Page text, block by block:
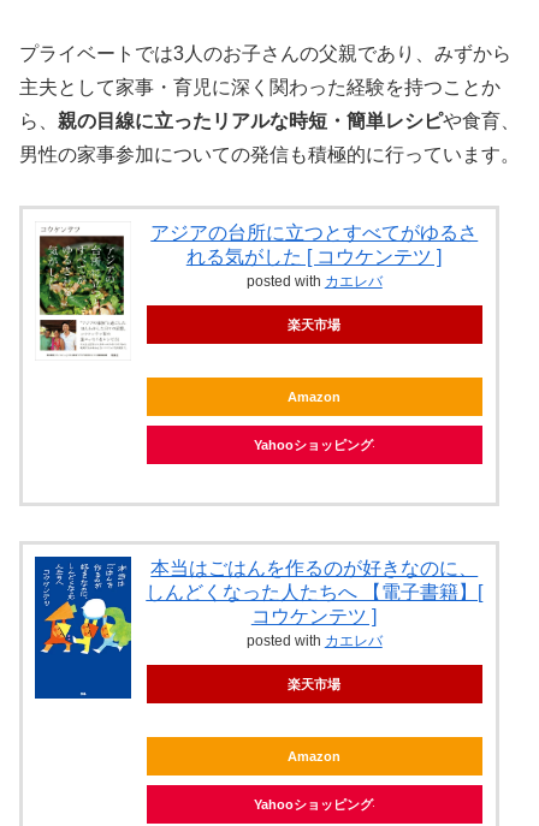
プライベートでは3人のお子さんの父親であり、みずから
主夫として家事・育児に深く関わった経験を持つことか
ら、 親の目線に立ったリアルな時短・簡単レシピや食育、
男性の家事参加についての発信も積極的に行っています。
アジアの台所に立つとすべてがゆるさ
れる気がした [ コウケンテツ ]
posted with カエレバ
楽天市場
Amazon
Yahooショッピング
本当はごはんを作るのが好きなのに、
しんどくなった人たちへ 【電子書籍】[
コウケンテツ ]
posted with カエレバ
楽天市場
Amazon
Yahooショッピング